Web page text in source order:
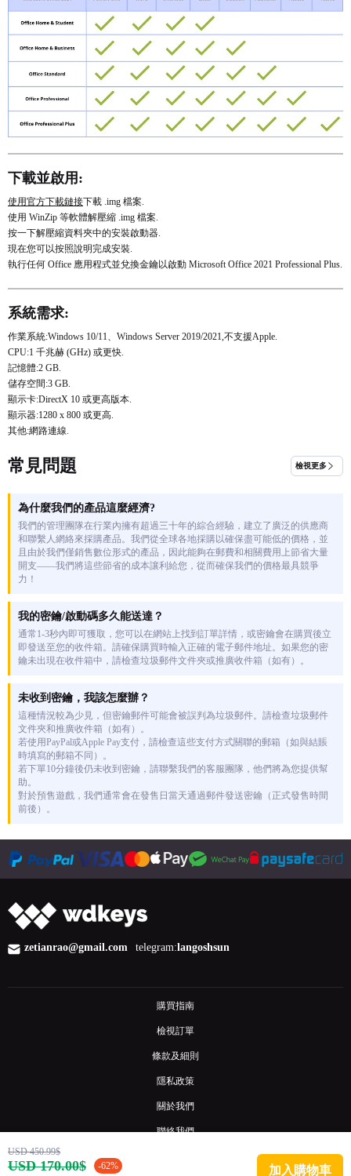
下載並啟用:
使用官方下載鏈接下載 .img 檔案.
使用 WinZip 等軟體解壓縮 .img 檔案.
按一下解壓縮資料夾中的安裝啟動器.
現在您可以按照說明完成安裝.
執行任何 Office 應用程式並兌換金鑰以啟動 Microsoft Office 2021 Professional Plus.
系統需求:
作業系統:Windows 10/11、Windows Server 2019/2021,不支援Apple.
CPU:1 千兆赫 (GHz) 或更快.
記憶體:2 GB.
儲存空間:3 GB.
顯示卡:DirectX 10 或更高版本.
顯示器:1280 x 800 或更高.
其他:網路連線.
常見問題 檢視更多
為什麼我們的產品這麼經濟?
我們的管理團隊在行業內擁有超過三十年的綜合經驗，建立了廣泛的供應商
和聯繫人網絡來採購產品。我們從全球各地採購以確保盡可能低的價格，並
且由於我們僅銷售數位形式的產品，因此能夠在郵費和相關費用上節省大量
開支——我們將這些節省的成本讓利給您，從而確保我們的價格最具競爭
力！
我的密鑰/啟動碼多久能送達？
通常1-3秒內即可獲取，您可以在網站上找到訂單詳情，或密鑰會在購買後立
即發送至您的收件箱。請確保購買時輸入正確的電子郵件地址。如果您的密
鑰未出現在收件箱中，請檢查垃圾郵件文件夾或推廣收件箱（如有）。
未收到密鑰，我該怎麼辦？
這種情況較為少見，但密鑰郵件可能會被誤判為垃圾郵件。請檢查垃圾郵件
文件夾和推廣收件箱（如有）。
若使用PayPal或Apple Pay支付，請檢查這些支付方式關聯的郵箱（如與結賬
時填寫的郵箱不同）。
若下單10分鐘後仍未收到密鑰，請聯繫我們的客服團隊，他們將為您提供幫
助。
對於預售遊戲，我們通常會在發售日當天通過郵件發送密鑰（正式發售時間
前後）。
zetianrao@gmail.com telegram:langoshsun
購買指南
檢視訂單
條款及細則
隱私政策
關於我們
聯絡我們
USD 450.99$
USD 170.00$ -62% 加入購物車